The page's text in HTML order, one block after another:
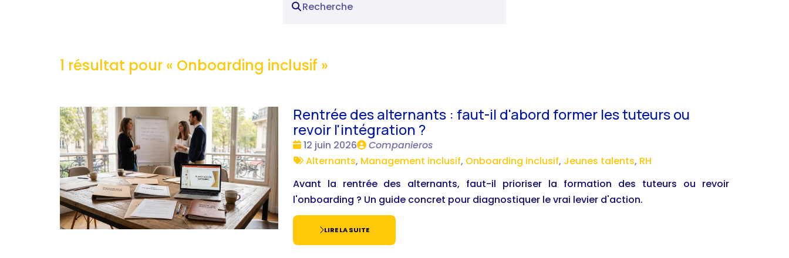
1 résultat pour « Onboarding inclusif »
Rentrée des alternants : faut-il d'abord former les tuteurs ou
revoir l'intégration ?
Date
:
12 juin 2026
Publié
par
Companieros
Tags
Alternants, Management inclusif, Onboarding inclusif, Jeunes talents, RH
Avant la rentrée des alternants, faut-il prioriser la formation des tuteurs ou revoir
l'onboarding ? Un guide concret pour diagnostiquer le vrai levier d'action.
LIRE LA SUITE